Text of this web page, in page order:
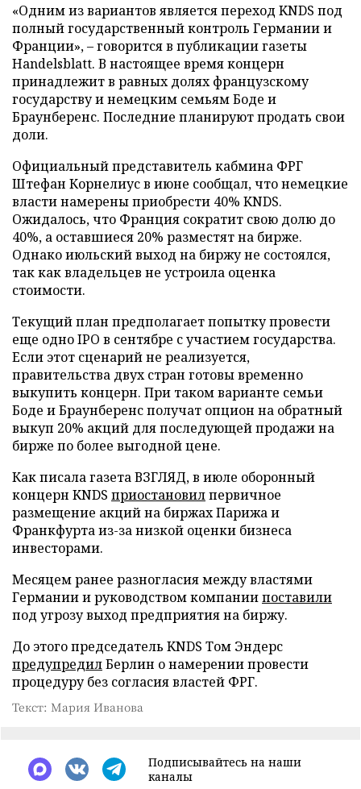
«Одним из вариантов является переход KNDS под
полный государственный контроль Германии и
Франции», – говорится в публикации газеты
Handelsblatt. В настоящее время концерн
принадлежит в равных долях французскому
государству и немецким семьям Боде и
Браунберенс. Последние планируют продать свои
доли.
Официальный представитель кабмина ФРГ
Штефан Корнелиус в июне сообщал, что немецкие
власти намерены приобрести 40% KNDS.
Ожидалось, что Франция сократит свою долю до
40%, а оставшиеся 20% разместят на бирже.
Однако июльский выход на биржу не состоялся,
так как владельцев не устроила оценка
стоимости.
Текущий план предполагает попытку провести
еще одно IPO в сентябре с участием государства.
Если этот сценарий не реализуется,
правительства двух стран готовы временно
выкупить концерн. При таком варианте семьи
Боде и Браунберенс получат опцион на обратный
выкуп 20% акций для последующей продажи на
бирже по более выгодной цене.
Как писала газета ВЗГЛЯД, в июле оборонный
концерн KNDS приостановилпервичное
размещение акций на биржах Парижа и
Франкфурта из-за низкой оценки бизнеса
инвесторами.
Месяцем ранее разногласия между властями
Германии и руководством компаниипоставили
под угрозу выход предприятия на биржу.
До этого председатель KNDS Том Эндерс
предупредилБерлин о намерении провести
процедуру без согласия властей ФРГ.
Текст: Мария Иванова
Подписывайтесь на наши
каналы